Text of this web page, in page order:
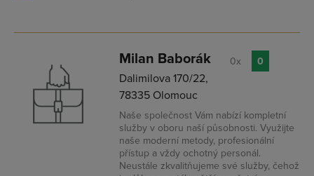
Milan Baborák
Dalimilova 170/22,
78335 Olomouc
Naše společnost Vám nabízí kompletní
služby v oboru naší působnosti. Využijte
naše moderní metody, profesionální
přístup a vždy ochotný personál.
Neustále zkvalitňujeme své služby, čehož
0x 0